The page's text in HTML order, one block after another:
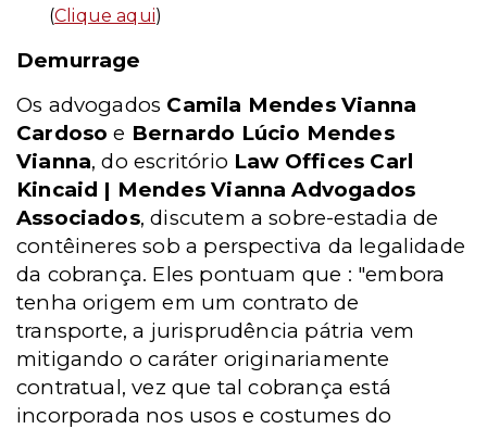
(Clique aqui)
Demurrage
Os advogados Camila Mendes Vianna
Cardoso e Bernardo Lúcio Mendes
Vianna, do escritório Law Offices Carl
Kincaid | Mendes Vianna Advogados
Associados, discutem a sobre-estadia de
contêineres sob a perspectiva da legalidade
da cobrança. Eles pontuam que : "embora
tenha origem em um contrato de
transporte, a jurisprudência pátria vem
mitigando o caráter originariamente
contratual, vez que tal cobrança está
incorporada nos usos e costumes do